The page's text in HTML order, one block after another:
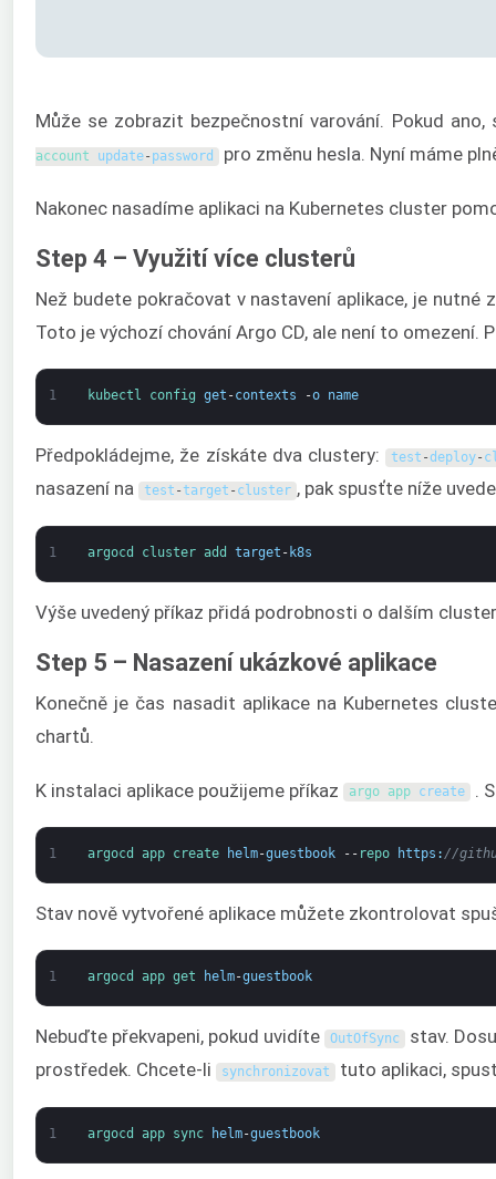
Může se zobrazit bezpečnostní varování. Pokud
account update- password pro změnu hesla. Nyní máme
Nakonec nasadíme aplikaci na Kubernetes cluster
Step 4 – Využití více clusterů
Než budete pokračovat v nastavení aplikace, je
Toto je výchozí chování Argo CD, ale není to
1 kubectl config get -contexts -o name
Předpokládejme, že získáte dva clustery: test -deploy-
nasazení na test -target - cluster , pak spusťte níže
1 argocd cluster add target - k8s
Výše uvedený příkaz přidá podrobnosti o dalším
Step 5 – Nasazení ukázkové aplikace
Konečně je čas nasadit aplikace na Kubernetes
chartů.
K instalaci aplikace použijeme příkaz argo app create .
1 argocd app create helm-guestbook -- repo https : //
Stav nově vytvořené aplikace můžete zkontrolovat
1 argocd app get helm-guestbook
Nebuďte překvapeni, pokud uvidíte OutOfSync stav.
prostředek. Chcete-li
synchronizovat tuto aplikaci,
1 argocd app sync helm-guestbook